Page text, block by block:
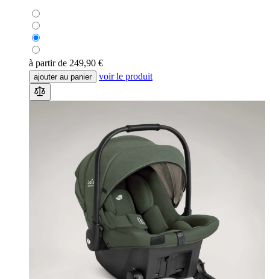
à partir de 249,90 €
ajouter au panier voir le produit